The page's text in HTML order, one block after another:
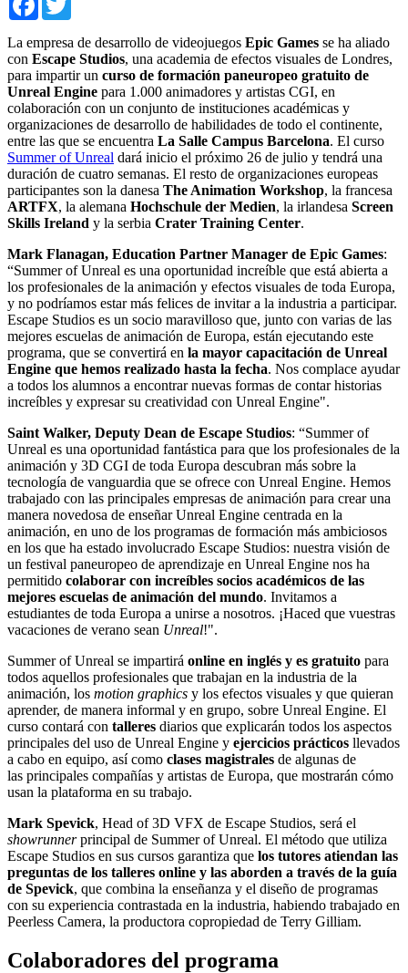
La empresa de desarrollo de videojuegos Epic Games se ha aliado
con Escape Studios, una academia de efectos visuales de Londres,
para impartir un curso de formación paneuropeo gratuito de
Unreal Engine para 1.000 animadores y artistas CGI, en
colaboración con un conjunto de instituciones académicas y
organizaciones de desarrollo de habilidades de todo el continente,
entre las que se encuentra La Salle Campus Barcelona. El curso
Summer of Unreal dará inicio el próximo 26 de julio y tendrá una
duración de cuatro semanas. El resto de organizaciones europeas
participantes son la danesa The Animation Workshop, la francesa
ARTFX, la alemana Hochschule der Medien, la irlandesa Screen
Skills Ireland y la serbia Crater Training Center.
Mark Flanagan, Education Partner Manager de Epic Games:
“Summer of Unreal es una oportunidad increíble que está abierta a
los profesionales de la animación y efectos visuales de toda Europa,
y no podríamos estar más felices de invitar a la industria a participar.
Escape Studios es un socio maravilloso que, junto con varias de las
mejores escuelas de animación de Europa, están ejecutando este
programa, que se convertirá en la mayor capacitación de Unreal
Engine que hemos realizado hasta la fecha. Nos complace ayudar
a todos los alumnos a encontrar nuevas formas de contar historias
increíbles y expresar su creatividad con Unreal Engine".
Saint Walker, Deputy Dean de Escape Studios: “Summer of
Unreal es una oportunidad fantástica para que los profesionales de la
animación y 3D CGI de toda Europa descubran más sobre la
tecnología de vanguardia que se ofrece con Unreal Engine. Hemos
trabajado con las principales empresas de animación para crear una
manera novedosa de enseñar Unreal Engine centrada en la
animación, en uno de los programas de formación más ambiciosos
en los que ha estado involucrado Escape Studios: nuestra visión de
un festival paneuropeo de aprendizaje en Unreal Engine nos ha
permitido colaborar con increíbles socios académicos de las
mejores escuelas de animación del mundo. Invitamos a
estudiantes de toda Europa a unirse a nosotros. ¡Haced que vuestras
vacaciones de verano sean Unreal!".
Summer of Unreal se impartirá online en inglés y es gratuito para
todos aquellos profesionales que trabajan en la industria de la
animación, los motion graphics y los efectos visuales y que quieran
aprender, de manera informal y en grupo, sobre Unreal Engine. El
curso contará con talleres diarios que explicarán todos los aspectos
principales del uso de Unreal Engine y ejercicios prácticos llevados
a cabo en equipo, así como clases magistrales de algunas de
las principales compañías y artistas de Europa, que mostrarán cómo
usan la plataforma en su trabajo.
Mark Spevick, Head of 3D VFX de Escape Studios, será el
showrunnerprincipal de Summer of Unreal. El método que utiliza
Escape Studios en sus cursos garantiza que los tutores atiendan las
preguntas de los talleres online y las aborden a través de la guía
de Spevick, que combina la enseñanza y el diseño de programas
con su experiencia contrastada en la industria, habiendo trabajado en
Peerless Camera, la productora copropiedad de Terry Gilliam.
Colaboradores del programa